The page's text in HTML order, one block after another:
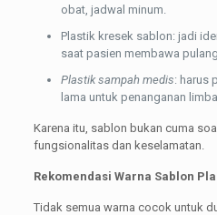
obat, jadwal minum.
Plastik kresek sablon: jadi
saat pasien membawa
Plastik sampah medis: harus
lama untuk penanganan
Karena itu, sablon bukan cuma
fungsionalitas dan keselamatan.
Rekomendasi Warna Sablon
Tidak semua warna cocok untuk